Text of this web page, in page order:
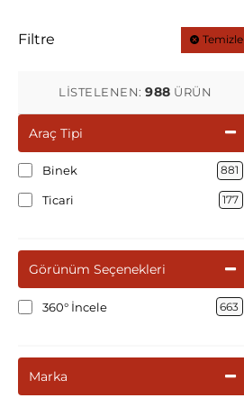
Filtre Temizle
LISTELENEN: 988 ÜRÜN
Araç Tipi
Binek 881
Ticari 177
Görünüm Seçenekleri
360° İncele 663
Marka